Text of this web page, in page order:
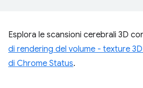
Esplora le scansioni cerebrali 3D
di rendering del volume - texture
di Chrome Status.